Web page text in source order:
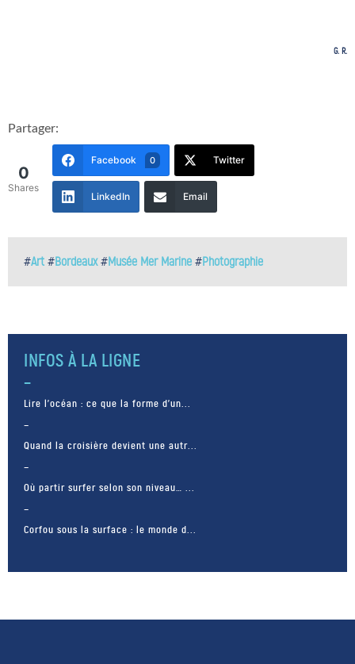
G. R.
Partager:
0
Shares
Facebook 0 Twitter
LinkedIn Email
#Art #Bordeaux#Musée Mer Marine #Photographie
INFOS À LA LIGNE
Lire l’océan : ce que la forme d’un...
Quand la croisière devient une autr...
Où partir surfer selon son niveau… ...
Corfou sous la surface : le monde d...